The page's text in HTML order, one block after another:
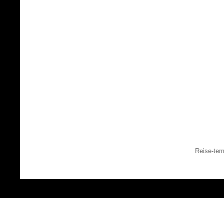
Reise-